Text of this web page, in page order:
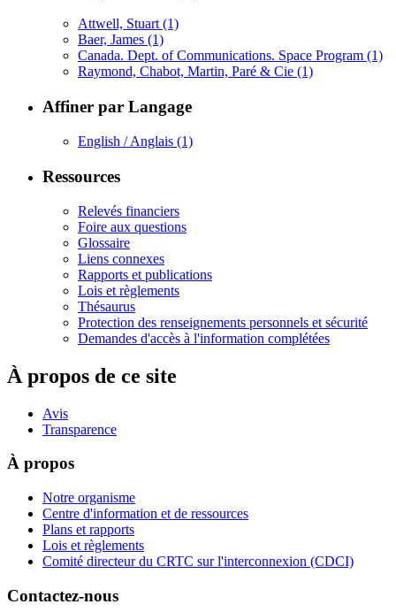
Attwell, Stuart(1)
Baer, James (1)
Canada. Dept. of Communications. Space Program (1)
Raymond, Chabot, Martin, Paré & Cie (1)
Affiner par Langage
English / Anglais (1)
Ressources
Relevés financiers
Foire aux questions
Glossaire
Liens connexes
Rapports et publications
Lois et règlements
Thésaurus
Protection des renseignements personnels et sécurité
Demandes d'accès à l'information complétées
À propos de ce site
Avis
Transparence
À propos
Notre organisme
Centre d'information et de ressources
Plans et rapports
Lois et règlements
Comité directeur du CRTC sur l'interconnexion (CDCI)
Contactez-nous